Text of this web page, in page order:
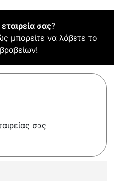
σας?
μπορείτε να λάβετε το
σας